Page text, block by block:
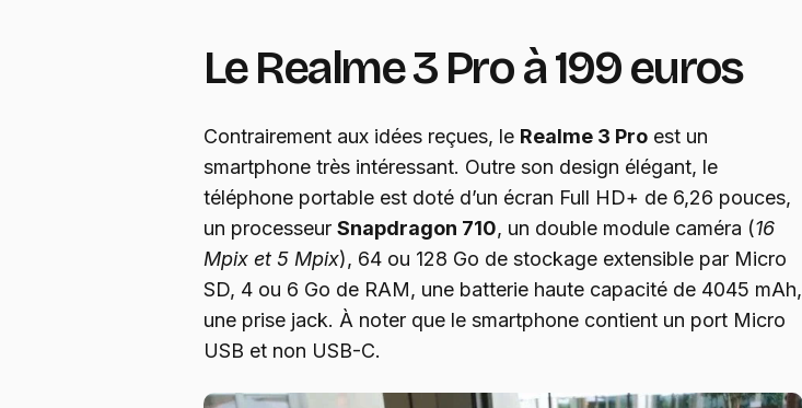
Le Realme 3 Pro à 199 euros
Contrairement aux idées reçues, le Realme 3 Pro est un
smartphone très intéressant. Outre son design élégant, le
téléphone portable est doté d’un écran Full HD+ de 6,26 pouces,
un processeur Snapdragon 710, un double module caméra (16
Mpix et 5 Mpix), 64 ou 128 Go de stockage extensible par Micro
SD, 4 ou 6 Go de RAM, une batterie haute capacité de 4045 mAh,
une prise jack. À noter que le smartphone contient un port Micro
USB et non USB-C.